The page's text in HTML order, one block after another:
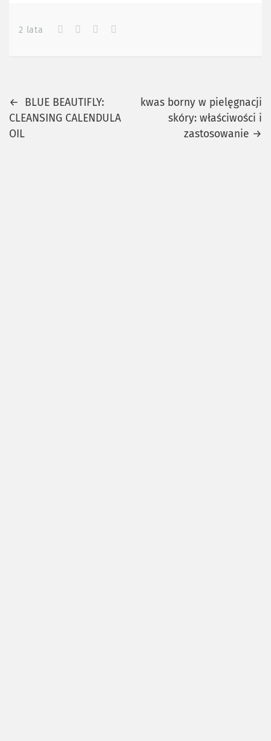
2 lata
Nawigacja
wpisu
←
Previous
post
BLUE BEAUTIFLY:
CLEANSING CALENDULA
OIL
Next
kwas borny w pielęgnacji
skóry: właściwości i
zastosowanie →